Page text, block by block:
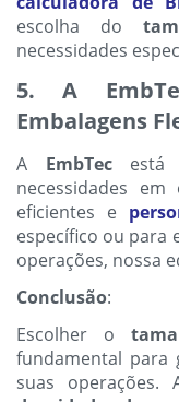
escolha do
necessidades
5. A
Embalagens
A EmbTecestá
necessidades em
eficientes e
específico ou para
operações, nossa
Conclusão:
Escolher o
fundamental para
suas operações.